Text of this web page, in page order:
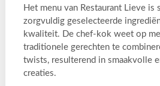
Het menu van Restaurant Lieve is
zorgvuldig geselecteerde
kwaliteit. De chef-kok weet op
traditionele gerechten te
twists, resulterend in smaakvolle
creaties.